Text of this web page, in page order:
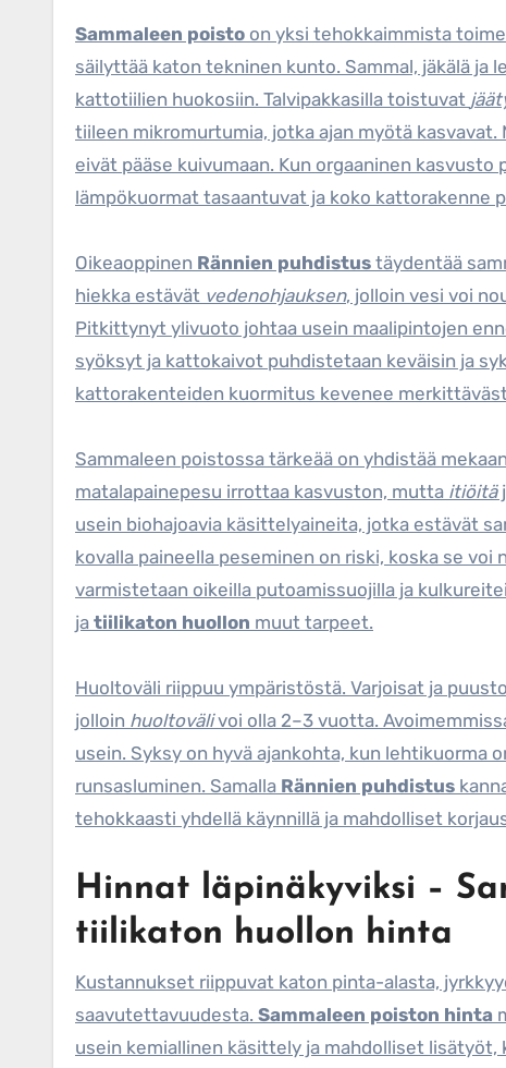
Sammaleen poisto on yksi tehokkaimmista
säilyttää katon tekninen kunto. Sammal, jäkälä ja
kattotiilien huokosiin. Talvipakkasilla toistuvat
tiileen mikromurtumia, jotka ajan myötä
eivät pääse kuivumaan. Kun orgaaninen
lämpökuormat tasaantuvat ja koko kattorakenne
Oikeaoppinen Rännien puhdistus täydentää
hiekka estävät vedenohjauksen, jolloin vesi voi
Pitkittynyt ylivuoto johtaa usein maalipintojen
syöksyt ja kattokaivot puhdistetaan keväisin ja
kattorakenteiden kuormitus kevenee
Sammaleen poistossa tärkeää on yhdistää
matalapainepesu irrottaa kasvuston, mutta itiöitä
usein biohajoavia käsittelyaineita, jotka estävät
kovalla paineella peseminen on riski, koska se
varmistetaan oikeilla putoamissuojilla ja
ja tiilikaton huollon muut tarpeet.
Huoltoväli riippuu ympäristöstä. Varjoisat ja
jolloin huoltovälivoi olla 2–3 vuotta.
usein. Syksy on hyvä ajankohta, kun
runsasluminen. Samalla Rännien puhdistus
tehokkaasti yhdellä käynnillä ja mahdolliset
Hinnat läpinäkyviksi –
tiilikaton huollon hinta
Kustannukset riippuvat katon pinta-alasta,
saavutettavuudesta. Sammaleen poiston hinta
usein kemiallinen käsittely ja mahdolliset